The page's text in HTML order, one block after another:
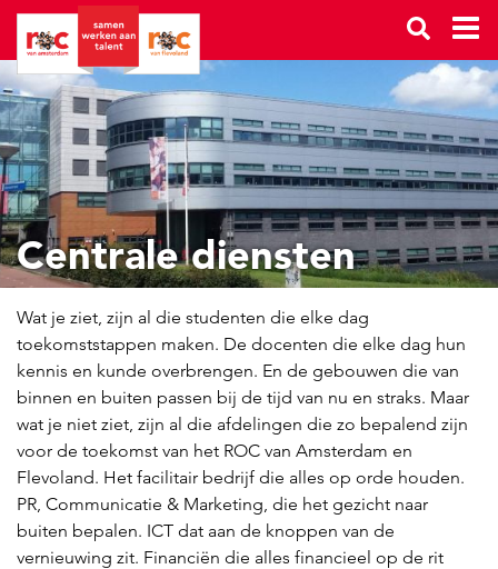
Centrale diensten
Wat je ziet, zijn al die studenten die elke dag
toekomststappen maken. De docenten die elke dag hun
kennis en kunde overbrengen. En de gebouwen die van
binnen en buiten passen bij de tijd van nu en straks. Maar
wat je niet ziet, zijn al die afdelingen die zo bepalend zijn
voor de toekomst van het ROC van Amsterdam en
Flevoland. Het facilitair bedrijf die alles op orde houden.
PR, Communicatie & Marketing, die het gezicht naar
buiten bepalen. ICT dat aan de knoppen van de
vernieuwing zit. Financiën die alles financieel op de rit